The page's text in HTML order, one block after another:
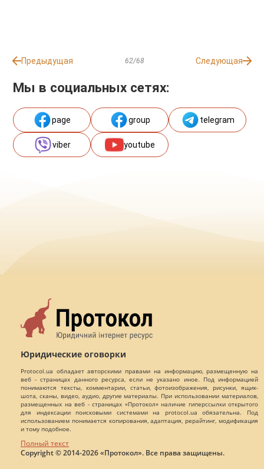
Предыдущая 62/68 Следующая
Мы в социальных сетях:
page group telegram
viber youtube
Юридические оговорки
Protocol.ua обладает авторскими правами на информацию, размещенную на
веб - страницах данного ресурса, если не указано иное. Под информацией
понимаются тексты, комментарии, статьи, фотоизображения, рисунки, ящик-
шота, сканы, видео, аудио, другие материалы. При использовании материалов,
размещенных на веб - страницах «Протокол» наличие гиперссылки открытого
для индексации поисковыми системами на protocol.ua обязательна. Под
использованием понимается копирования, адаптация, рерайтинг, модификация
и тому подобное.
Полный текст
Copyright © 2014-2026 «Протокол». Все права защищены.